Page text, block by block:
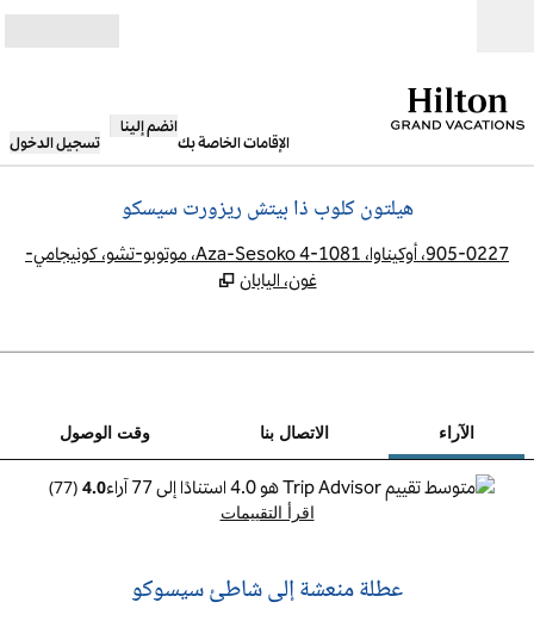
الإقامات الخاصة بك
انضم إلينا
تسجيل الدخول
هيلتون كلوب ذا بيتش ريزورت سيسكو
905-0227، أوكيناوا، 1081-4 Aza-Sesoko، موتوبو-تشو، كونيجامي-
غون، اليابان
الآراء الاتصال بنا وقت الوصول
4.0
(
77
)
اقرأ التقييمات
عطلة منعشة إلى شاطئ سيسوكو